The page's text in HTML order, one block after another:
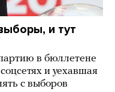
и тут
в бюллетене
и уехавшая
с выборов